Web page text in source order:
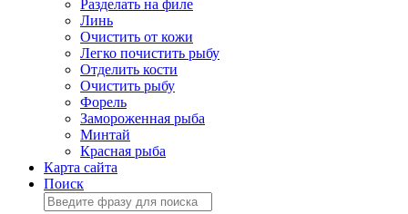
Разделать на филе
Линь
Очистить от кожи
Легко почистить рыбу
Отделить кости
Очистить рыбу
Форель
Замороженная рыба
Минтай
Красная рыба
Карта сайта
Поиск